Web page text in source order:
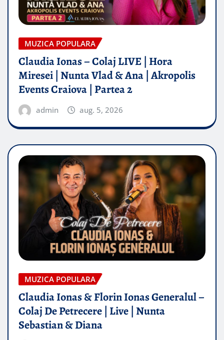
MUZICA POPULARA
Claudia Ionas – Colaj LIVE | Hora
Miresei | Nunta Vlad & Ana | Akropolis
Events Craiova | Partea 2
admin aug. 5, 2026
MUZICA POPULARA
Claudia Ionas & Florin Ionas Generalul –
Colaj De Petrecere | Live | Nunta
Sebastian & Diana